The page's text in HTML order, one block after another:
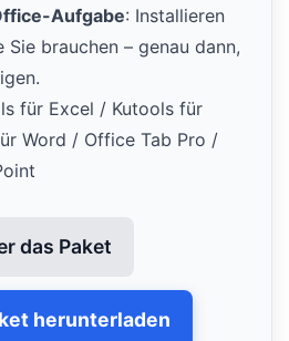
Aufgabe: Installieren
Sie brauchen – genau dann,
für Excel / Kutools für
Word / Office Tab Pro /
das Paket
herunterladen